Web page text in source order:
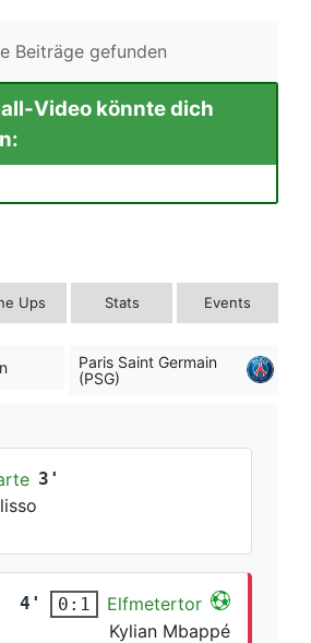
Beiträge gefunden
Video könnte dich
Ups Stats Events
Paris Saint Germain
(PSG)
3'
4' 0:1
Elfmetertor
Kylian Mbappé